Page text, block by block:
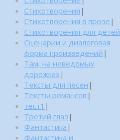
Стихотворения |
Стихотворения в прозе |
Стихотворения для детей
Сценарии и диалоговая
форма произведений |
Там, на неведомых
дорожках |
Тексты для песен |
Тексты романсов |
тест1 |
Третий глаз |
Фантастика |
Фантастика и